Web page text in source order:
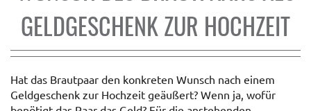
GELDGESCHENK ZUR HOCHZEIT
Hat das Brautpaar den konkreten Wunsch nach einem
Geldgeschenk zur Hochzeit geäußert? Wenn ja, wofür